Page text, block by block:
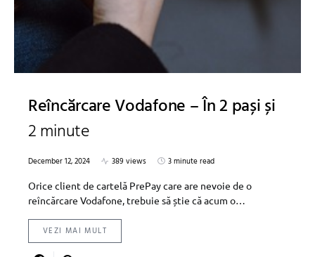
Reîncărcare Vodafone – În 2 pași și
2 minute
December 12, 2024 389 views
3 minute read
Orice client de cartelă PrePay care are nevoie de o
reîncărcare Vodafone, trebuie să știe că acum o…
VEZI MAI MULT